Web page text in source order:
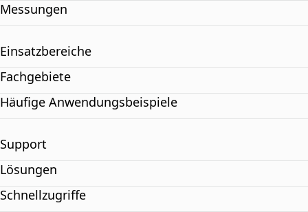
Messungen
Einsatzbereiche
Fachgebiete
Häufige Anwendungsbeispiele
Support
Lösungen
Schnellzugriffe